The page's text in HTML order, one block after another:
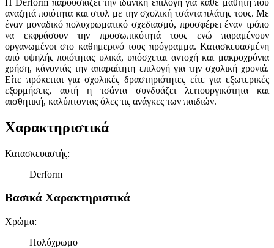
αναζητά ποιότητα και στυλ με την σχολική τσάντα πλάτης τους. Με
έναν μοναδικό πολυχρωματικό σχεδιασμό, προσφέρει έναν τρόπο
να εκφράσουν την προσωπικότητά τους ενώ παραμένουν
οργανωμένοι στο καθημερινό τους πρόγραμμα. Κατασκευασμένη
από υψηλής ποιότητας υλικά, υπόσχεται αντοχή και μακροχρόνια
χρήση, κάνοντάς την απαραίτητη επιλογή για την σχολική χρονιά.
Είτε πρόκειται για σχολικές δραστηριότητες είτε για εξωτερικές
εξορμήσεις, αυτή η τσάντα συνδυάζει λειτουργικότητα και
αισθητική, καλύπτοντας όλες τις ανάγκες των παιδιών.
Χαρακτηριστικά
Κατασκευαστής:
Derform
Βασικά Χαρακτηριστικά
Χρώμα:
Πολύχρωμο